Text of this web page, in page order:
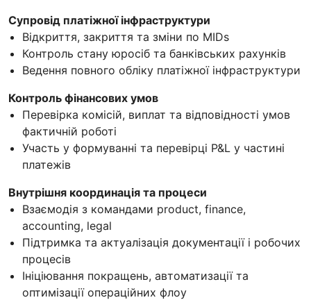
Супровід платіжної інфраструктури
Відкриття, закриття та зміни по MIDs
Контроль стану юросіб та банківських рахунків
Ведення повного обліку платіжної інфраструктури
Контроль фінансових умов
Перевірка комісій, виплат та відповідності умов
фактичній роботі
Участь у формуванні та перевірці P&L у частині
платежів
Внутрішня координація та процеси
Взаємодія з командами product, finance,
accounting, legal
Підтримка та актуалізація документації і робочих
процесів
Ініціювання покращень, автоматизації та
оптимізації операційних флоу